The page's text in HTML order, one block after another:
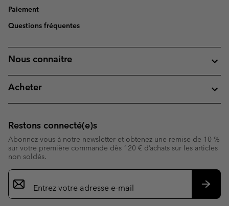
Paiement
Questions fréquentes
Nous connaitre
Acheter
Restons connecté(e)s
Abonnez-vous à notre newsletter et obtenez une remise de 10 %
sur votre première commande dès 120 € d’achats sur les articles
non soldés.
Inscription
par
e-